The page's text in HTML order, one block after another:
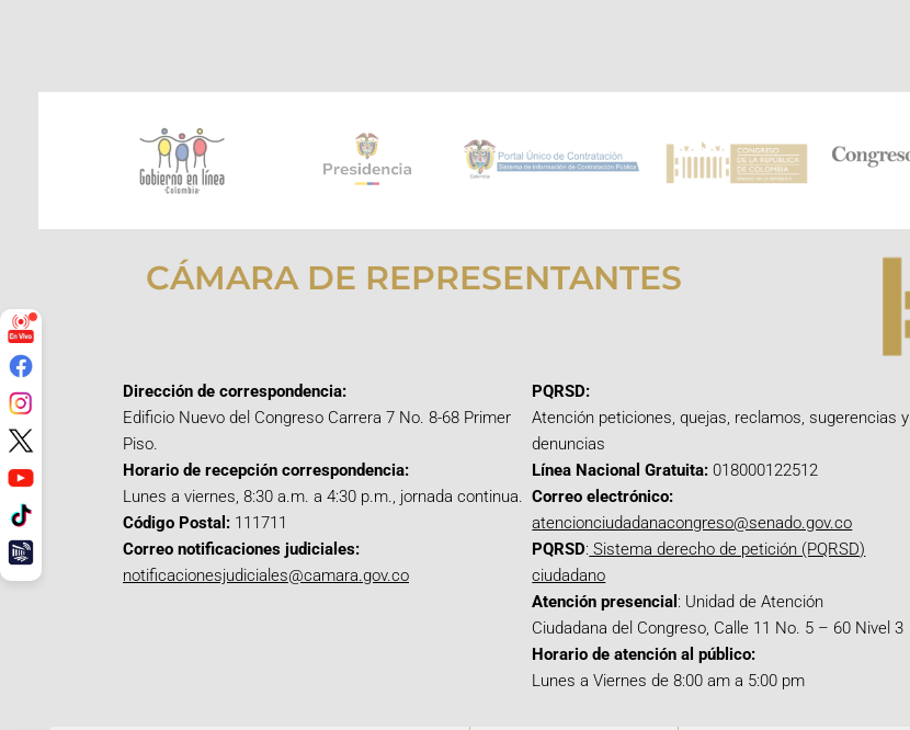
CÁMARA DE REPRESENTANTES
Dirección de correspondencia:
Edificio Nuevo del Congreso Carrera 7 No. 8-68 Primer
Piso.
Horario de recepción correspondencia:
Lunes a viernes, 8:30 a.m. a 4:30 p.m., jornada continua.
Código Postal: 111711
Correo notificaciones judiciales:
notificacionesjudiciales@camara.gov.co
PQRSD:
Atención peticiones, quejas, reclamos, sugerencias y
denuncias
Línea Nacional Gratuita: 018000122512
Correo electrónico:
atencionciudadanacongreso@senado.gov.co
PQRSD: Sistema derecho de petición (PQRSD)
ciudadano
Atención presencial : Unidad de Atención
Ciudadana del Congreso, Calle 11 No. 5 – 60 Nivel 3
Horario de atención al público:
Lunes a Viernes de 8:00 am a 5:00 pm